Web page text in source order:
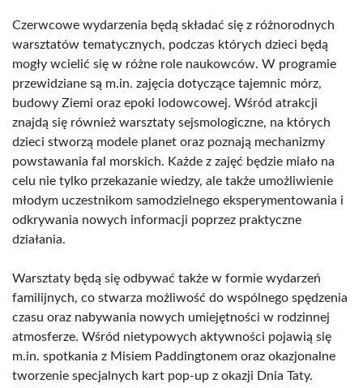
Czerwcowe wydarzenia będą składać się z różnorodnych
warsztatów tematycznych, podczas których dzieci będą
mogły wcielić się w różne role naukowców. W programie
przewidziane są m.in. zajęcia dotyczące tajemnic mórz,
budowy Ziemi oraz epoki lodowcowej. Wśród atrakcji
znajdą się również warsztaty sejsmologiczne, na których
dzieci stworzą modele planet oraz poznają mechanizmy
powstawania fal morskich. Każde z zajęć będzie miało na
celu nie tylko przekazanie wiedzy, ale także umożliwienie
młodym uczestnikom samodzielnego eksperymentowania i
odkrywania nowych informacji poprzez praktyczne
działania.
Warsztaty będą się odbywać także w formie wydarzeń
familijnych, co stwarza możliwość do wspólnego spędzenia
czasu oraz nabywania nowych umiejętności w rodzinnej
atmosferze. Wśród nietypowych aktywności pojawią się
m.in. spotkania z Misiem Paddingtonem oraz okazjonalne
tworzenie specjalnych kart pop-up z okazji Dnia Taty.